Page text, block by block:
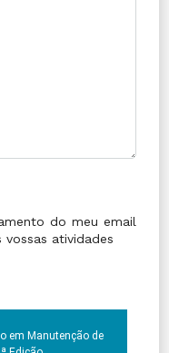
do meu email
atividades
em Manutenção de